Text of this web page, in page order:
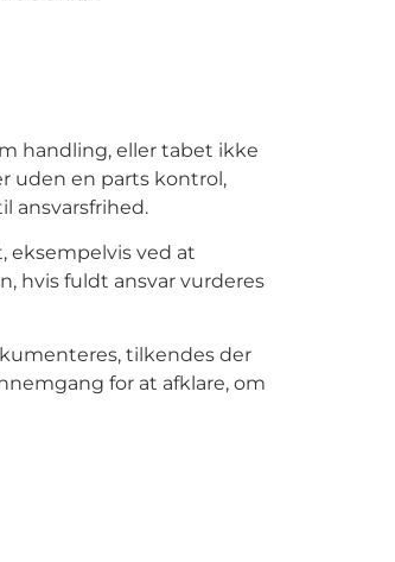
handling, eller tabet ikke
uden en parts kontrol,
ansvarsfrihed.
eksempelvis ved at
hvis fuldt ansvar vurderes
tilkendes der
for at afklare, om